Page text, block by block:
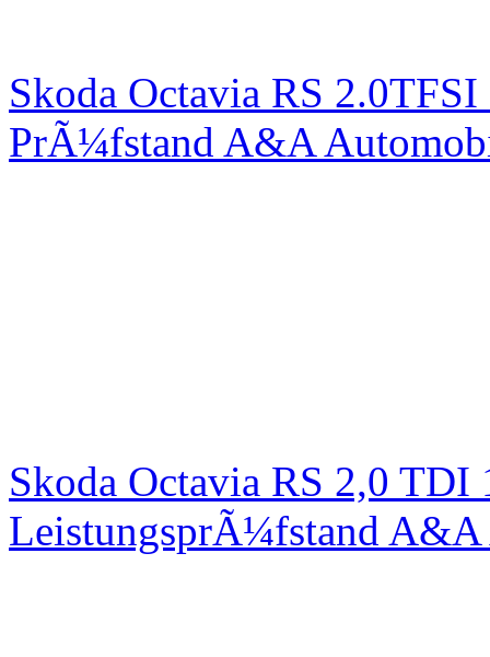
Skoda Octavia RS
PrÃ¼fstand A&A
Skoda Octavia RS 2,0
LeistungsprÃ¼fstand